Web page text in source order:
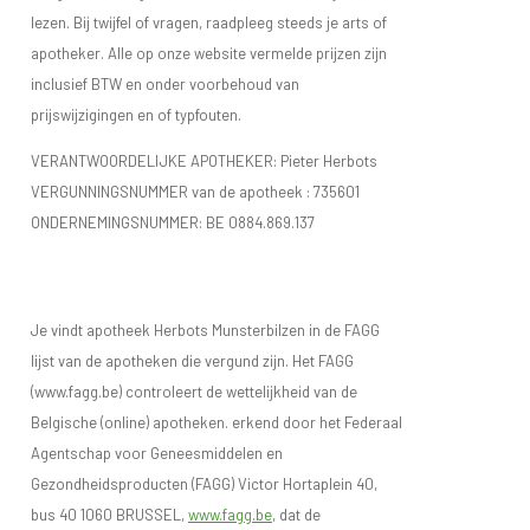
lezen. Bij twijfel of vragen, raadpleeg steeds je arts of
apotheker. Alle op onze website vermelde prijzen zijn
inclusief BTW en onder voorbehoud van
prijswijzigingen en of typfouten.
VERANTWOORDELIJKE APOTHEKER: Pieter Herbots
VERGUNNINGSNUMMER van de apotheek : 735601
ONDERNEMINGSNUMMER: BE 0884.869.137
Je vindt apotheek Herbots Munsterbilzen in de FAGG
lijst van de apotheken die vergund zijn. Het FAGG
(www.fagg.be) controleert de wettelijkheid van de
Belgische (online) apotheken. erkend door het Federaal
Agentschap voor Geneesmiddelen en
Gezondheidsproducten (FAGG) Victor Hortaplein 40,
bus 40 1060 BRUSSEL,www.fagg.be, dat de